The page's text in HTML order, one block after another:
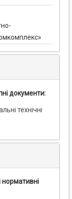
документи:
технічні
нормативні